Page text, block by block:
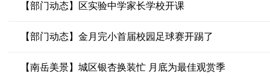
【部门动态】区实验中学家长学校开课
【部门动态】金月完小首届校园足球赛开踢了
【南岳美景】城区银杏换装忙 月底为最佳观赏季